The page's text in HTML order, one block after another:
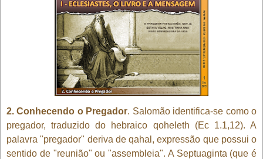
2. Conhecendo o Pregador. Salomão identifica-se como o
pregador, traduzido do hebraico qoheleth (Ec 1.1,12). A
palavra "pregador" deriva de qahal, expressão que possui o
sentido de "reunião" ou "assembleia". A Septuaginta (que é